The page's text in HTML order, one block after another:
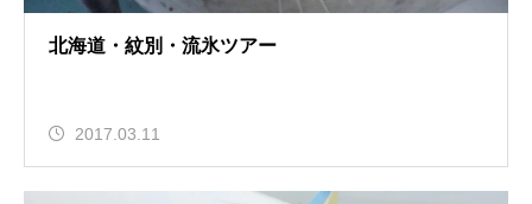
北海道・紋別・流氷ツアー
2017.03.11